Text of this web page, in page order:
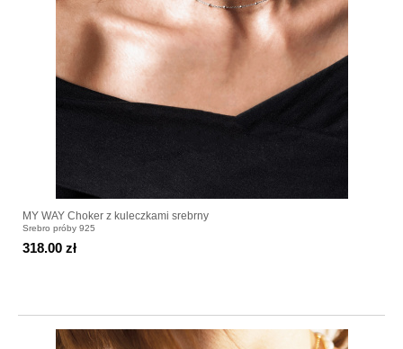
MY WAY Choker z kuleczkami srebrny
Srebro próby 925
318.00 zł